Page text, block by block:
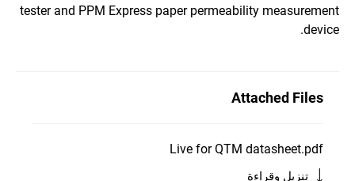
tester and PPM Express paper permeability measurement
device.
Attached Files
Live for QTM datasheet.pdf
تنزيل وقراءة